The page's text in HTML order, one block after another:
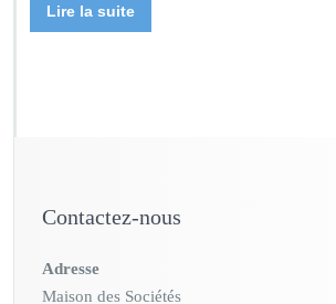
Lire la suite
Contactez-nous
Adresse
Maison des Sociétés